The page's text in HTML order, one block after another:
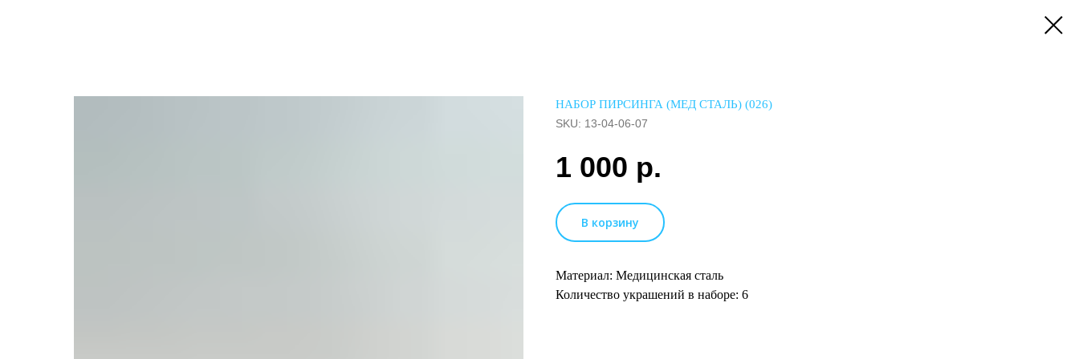
НАБОР ПИРСИНГА (МЕД СТАЛЬ) (026)
SKU: 13-04-06-07
1 000 р.
В корзину
Материал: Медицинская сталь
Количество украшений в наборе: 6